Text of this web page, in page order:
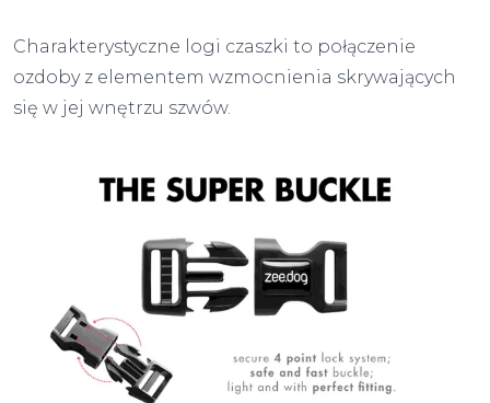
Charakterystyczne logi czaszki to połączenie
ozdoby z elementem wzmocnienia skrywających
się w jej wnętrzu szwów.